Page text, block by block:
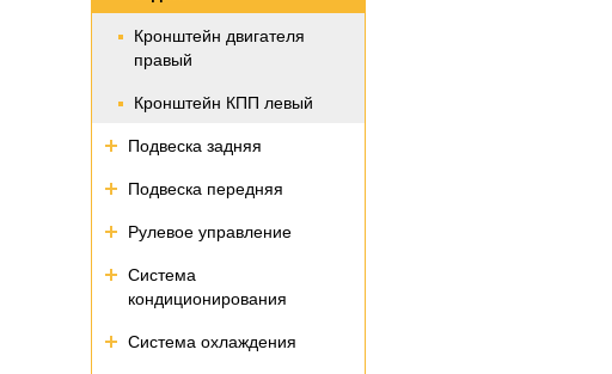
Кронштейн двигателя
правый
Кронштейн КПП левый
Подвеска задняя
Подвеска передняя
Рулевое управление
Система
кондиционирования
Система охлаждения